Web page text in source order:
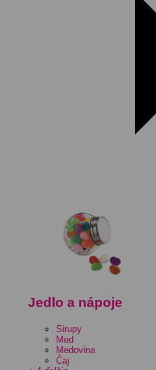
Jedlo a nápoje
Sirupy
Med
Medovina
Čaj